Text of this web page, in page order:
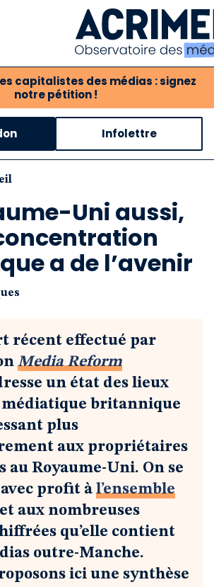
capitalistes des médias : signez
notre pétition !
Notre critique des
Notre revue
Boutique
Infolettre
Uni aussi,
a de l’avenir
récent effectué par
Media Reform
un état des lieux
médiatique britannique
plus
aux propriétaires
au Royaume-Uni. On se
profit à l’ensemble
et aux nombreuses
qu’elle contient
outre-Manche.
ici une synthèse